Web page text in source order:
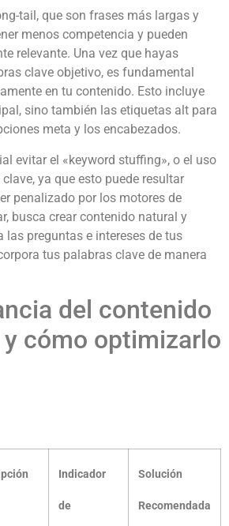
tail, que son frases más largas y
menos competencia y pueden
relevante. Una vez que hayas
clave objetivo, es fundamental
en tu contenido. Esto incluye
sino también las etiquetas alt para
meta y los encabezados.
evitar el «keyword stuffing», o el uso
ya que esto puede resultar
penalizado por los motores de
busca crear contenido natural y
las preguntas e intereses de tus
tus palabras clave de manera
del contenido
cómo optimizarlo
Indicador
de
Solución
Recomendada